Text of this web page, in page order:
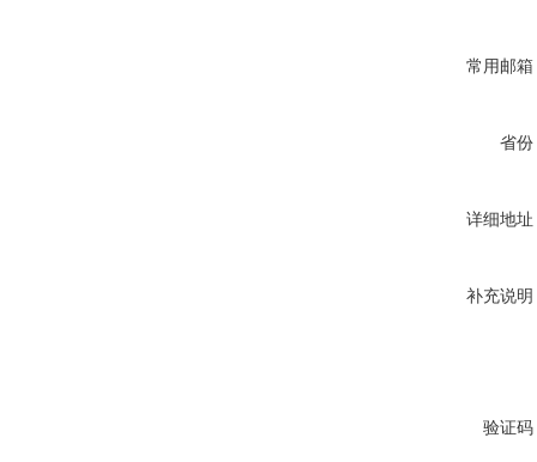
常用邮箱
省份
详细地址
补充说明
验证码